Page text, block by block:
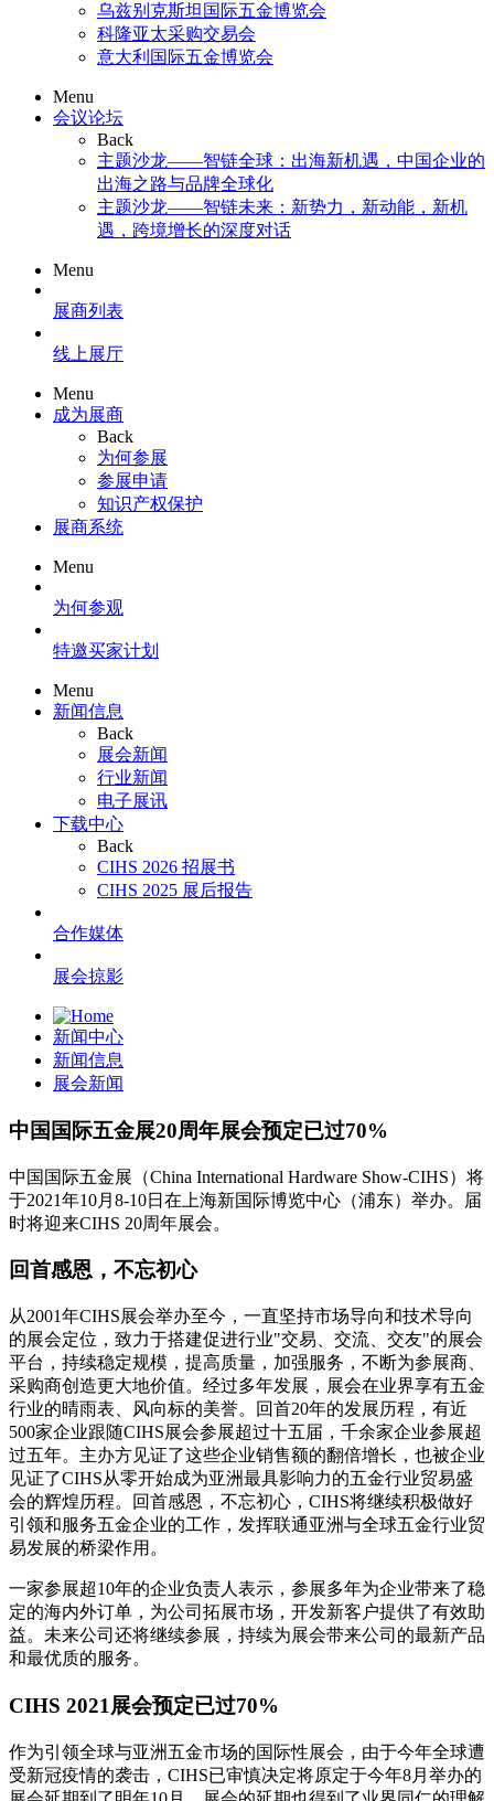
乌兹别克斯坦国际五金博览会
科隆亚太采购交易会
意大利国际五金博览会
Menu
会议论坛
Back
主题沙龙——智链全球：出海新机遇，中国企业的
出海之路与品牌全球化
主题沙龙——智链未来：新势力，新动能，新机
遇，跨境增长的深度对话
Menu
展商列表
线上展厅
Menu
成为展商
Back
为何参展
参展申请
知识产权保护
展商系统
Menu
为何参观
特邀买家计划
Menu
新闻信息
Back
展会新闻
行业新闻
电子展讯
下载中心
Back
CIHS 2026 招展书
CIHS 2025 展后报告
合作媒体
展会掠影
新闻中心
新闻信息
展会新闻
中国国际五金展20周年展会预定已过70%
中国国际五金展（China International Hardware Show-CIHS）将
于2021年10月8-10日在上海新国际博览中心（浦东）举办。届
时将迎来CIHS 20周年展会。
回首感恩，不忘初心
从2001年CIHS展会举办至今，一直坚持市场导向和技术导向
的展会定位，致力于搭建促进行业"交易、交流、交友"的展会
平台，持续稳定规模，提高质量，加强服务，不断为参展商、
采购商创造更大地价值。经过多年发展，展会在业界享有五金
行业的晴雨表、风向标的美誉。回首20年的发展历程，有近
500家企业跟随CIHS展会参展超过十五届，千余家企业参展超
过五年。主办方见证了这些企业销售额的翻倍增长，也被企业
见证了CIHS从零开始成为亚洲最具影响力的五金行业贸易盛
会的辉煌历程。回首感恩，不忘初心，CIHS将继续积极做好
引领和服务五金企业的工作，发挥联通亚洲与全球五金行业贸
易发展的桥梁作用。
一家参展超10年的企业负责人表示，参展多年为企业带来了稳
定的海内外订单，为公司拓展市场，开发新客户提供了有效助
益。未来公司还将继续参展，持续为展会带来公司的最新产品
和最优质的服务。
CIHS 2021展会预定已过70%
作为引领全球与亚洲五金市场的国际性展会，由于今年全球遭
受新冠疫情的袭击，CIHS已审慎决定将原定于今年8月举办的